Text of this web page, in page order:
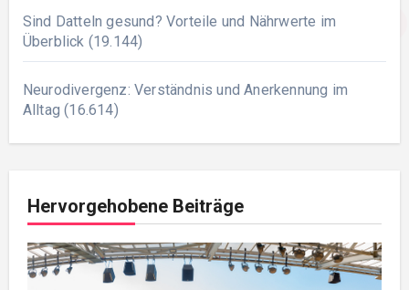
Sind Datteln gesund? Vorteile und Nährwerte im
Überblick (19.144)
Neurodivergenz: Verständnis und Anerkennung im
Alltag (16.614)
Hervorgehobene Beiträge